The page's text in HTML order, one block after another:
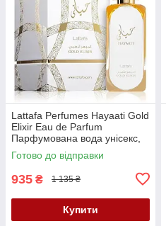
Lattafa Perfumes Hayaati Gold
Elixir Eau de Parfum
Парфумована вода унісекс,
100 мл
Готово до відправки
935 ₴ 1 135 ₴
Купити